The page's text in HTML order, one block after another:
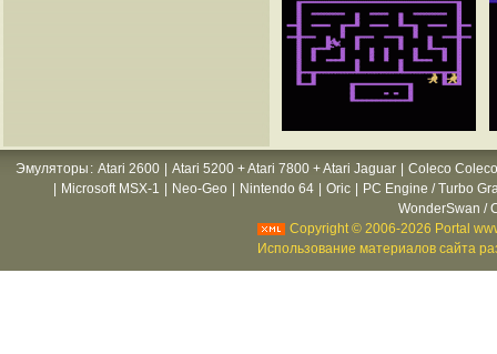
Эмуляторы : Atari 2600 Atari 5200 + Atari 7800 + Atari Jaguar
Coleco
Microsoft MSX-1 Neo-Geo Nintendo 64 Oric
PC Engine / Turbo
WonderSwan /
Copyright © 2006-2026 Portal
Использование материалов сайта